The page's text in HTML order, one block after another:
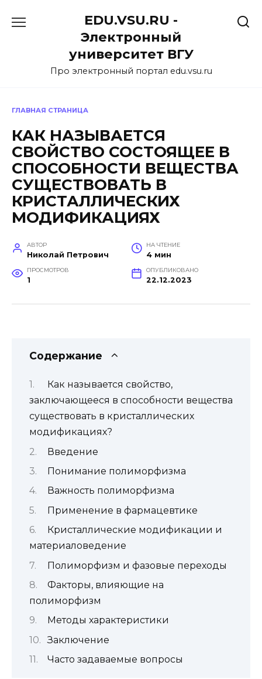
EDU.VSU.RU -
Электронный
университет ВГУ
Про электронный портал edu.vsu.ru
ГЛАВНАЯ СТРАНИЦА
КАК НАЗЫВАЕТСЯ
СВОЙСТВО СОСТОЯЩЕЕ В
СПОСОБНОСТИ ВЕЩЕСТВА
СУЩЕСТВОВАТЬ В
КРИСТАЛЛИЧЕСКИХ
МОДИФИКАЦИЯХ
АВТОР
Николай Петрович
НА ЧТЕНИЕ
4 мин
ПРОСМОТРОВ
1
ОПУБЛИКОВАНО
22.12.2023
Содержание
Как называется свойство,
заключающееся в способности вещества
существовать в кристаллических
модификациях?
Введение
Понимание полиморфизма
Важность полиморфизма
Применение в фармацевтике
Кристаллические модификации и
материаловедение
Полиморфизм и фазовые переходы
Факторы, влияющие на
полиморфизм
Методы характеристики
Заключение
Часто задаваемые вопросы